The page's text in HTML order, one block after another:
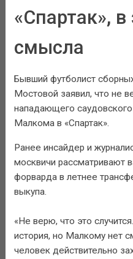
«Спартак»,
смысла
Бывший футболист
Мостовой заявил, что не
нападающего
Малкома в «Спартак».
Ранее инсайдер и
москвичи рассматривают
форварда в летнее
выкупа.
«Не верю, что это
история, но Малкому нет
человек действительно